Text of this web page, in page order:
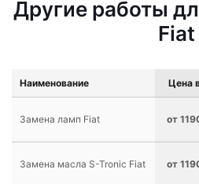
Другие работы
Fiat
Наименование Цена
Замена ламп Fiat от
Замена масла S-Tronic Fiat от